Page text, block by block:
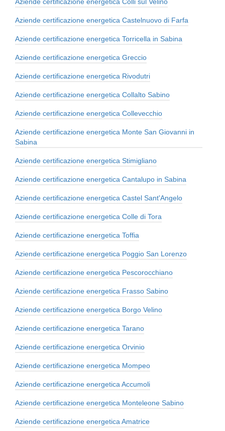
Aziende certificazione energetica Castelnuovo di Farfa
Aziende certificazione energetica Torricella in Sabina
Aziende certificazione energetica Greccio
Aziende certificazione energetica Rivodutri
Aziende certificazione energetica Collalto Sabino
Aziende certificazione energetica Collevecchio
Aziende certificazione energetica Monte San Giovanni in
Sabina
Aziende certificazione energetica Stimigliano
Aziende certificazione energetica Cantalupo in Sabina
Aziende certificazione energetica Castel Sant'Angelo
Aziende certificazione energetica Colle di Tora
Aziende certificazione energetica Toffia
Aziende certificazione energetica Poggio San Lorenzo
Aziende certificazione energetica Pescorocchiano
Aziende certificazione energetica Frasso Sabino
Aziende certificazione energetica Borgo Velino
Aziende certificazione energetica Tarano
Aziende certificazione energetica Orvinio
Aziende certificazione energetica Mompeo
Aziende certificazione energetica Accumoli
Aziende certificazione energetica Monteleone Sabino
Aziende certificazione energetica Amatrice